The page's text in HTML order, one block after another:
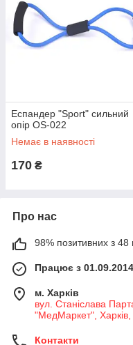
Еспандер "Sport" сильний
опір OS-022
Немає в наявності
170 ₴
Про нас
98% позитивних з 48
Працює з 01.09.2014
м. Харків
вул. Станіслава
"МедМаркет", Харків,
Контакти